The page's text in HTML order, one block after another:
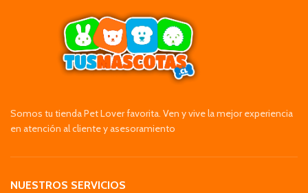
Somos tu tienda Pet Lover favorita. Ven y vive la mejor experiencia
en atención al cliente y asesoramiento
NUESTROS SERVICIOS